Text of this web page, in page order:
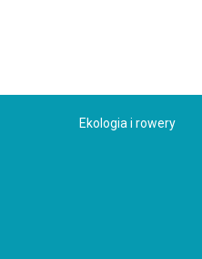
Ekologia i rowery